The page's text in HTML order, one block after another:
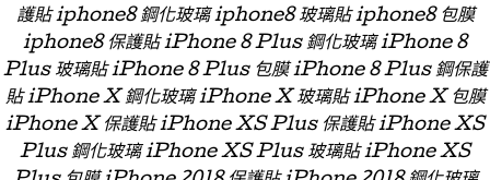
護貼 iphone8 鋼化玻璃 iphone8 玻璃貼 iphone8 包膜
iphone8 保護貼 iPhone 8 Plus 鋼化玻璃 iPhone 8
Plus 玻璃貼 iPhone 8 Plus 包膜 iPhone 8 Plus 鋼保護
貼 iPhone X 鋼化玻璃 iPhone X 玻璃貼 iPhone X 包膜
iPhone X 保護貼 iPhone XS Plus 保護貼 iPhone XS
Plus 鋼化玻璃 iPhone XS Plus 玻璃貼 iPhone XS